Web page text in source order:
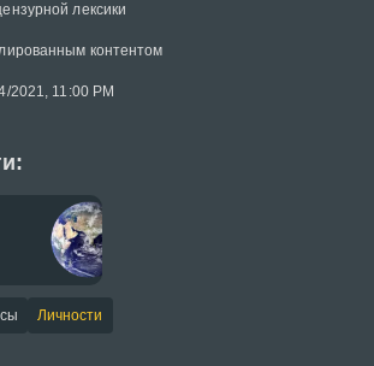
лексики
контентом
2021, 11:00 PM
Личности